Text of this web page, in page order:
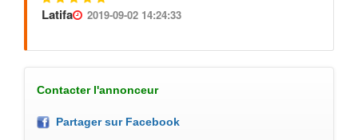
Latifa 2019-09-02 14:24:33
Contacter l'annonceur
Partager sur Facebook